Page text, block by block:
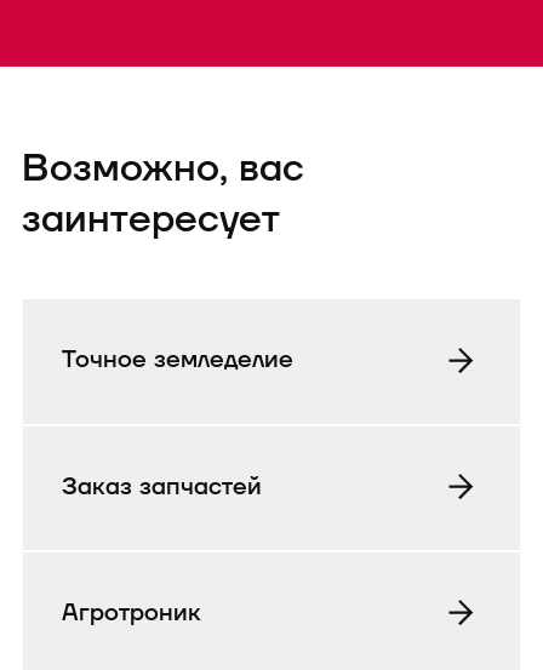
Возможно, вас
заинтересует
Точное земледелие
Заказ запчастей
Агротроник